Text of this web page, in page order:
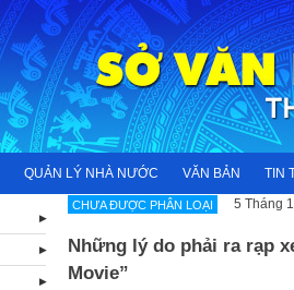
QUẢN LÝ NHÀ NƯỚC VĂN BẢN TIN
CHƯA ĐƯỢC PHÂN LOẠI 5 Tháng
Những lý do phải ra rạp
Movie”